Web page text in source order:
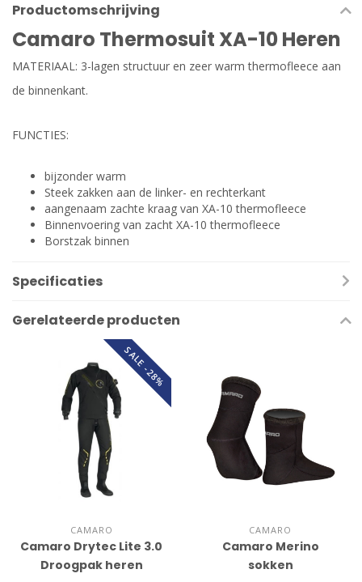
Productomschrijving
Camaro Thermosuit XA-10 Heren
MATERIAAL: 3-lagen structuur en zeer warm thermofleece aan
de binnenkant.
FUNCTIES:
bijzonder warm
Steek zakken aan de linker- en rechterkant
aangenaam zachte kraag van XA-10 thermofleece
Binnenvoering van zacht XA-10 thermofleece
Borstzak binnen
Specificaties
Gerelateerde producten
SALE -28%
CAMARO
Camaro Drytec Lite 3.0
Droogpak heren
CAMARO
Camaro Merino
sokken